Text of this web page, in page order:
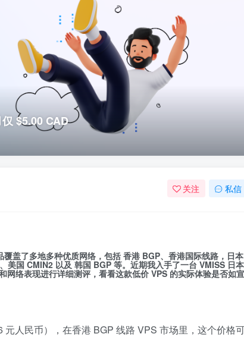
$5.00 CAD
关注 私信
盖了多地多种优质网络，包括 香港 BGP、香港国际线路 ， 日本
美国 CMIN2 以及韩国 BGP等。近期我入手了一台VMISS 日本
网络表现进行详细测评，看看这款低价 VPS 的实际体验是否如宣
元人民币），在香港 BGP 线路 VPS 市场里，这个价格